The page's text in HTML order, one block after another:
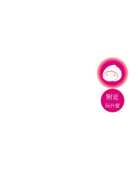
附近
玩什麼